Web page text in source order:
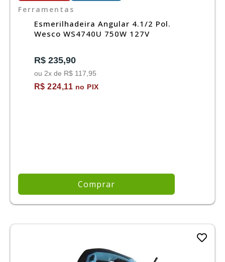
Ferramentas
Esmerilhadeira Angular 4.1/2 Pol.
Wesco WS4740U 750W 127V
R$ 235,90
ou 2x de R$ 117,95
R$ 224,11 no PIX
Comprar